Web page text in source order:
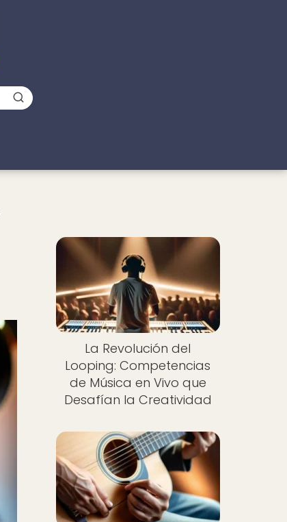
La Revolución del
Looping: Competencias
de Música en Vivo que
Desafían la Creatividad